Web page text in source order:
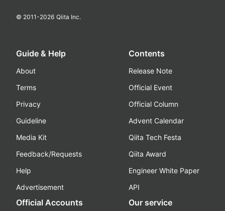
© 2011-2026 Qiita Inc.
Guide & Help
About
Terms
Privacy
Guideline
Media Kit
Feedback/Requests
Help
Advertisement
Contents
Release Note
Official Event
Official Column
Advent Calendar
Qiita Tech Festa
Qiita Award
Engineer White Paper
API
Official Accounts Our service